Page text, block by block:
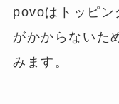
povoはトッピン
がかからないた
みます。